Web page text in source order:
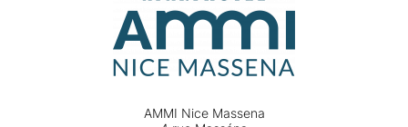
AMMI Nice Massena